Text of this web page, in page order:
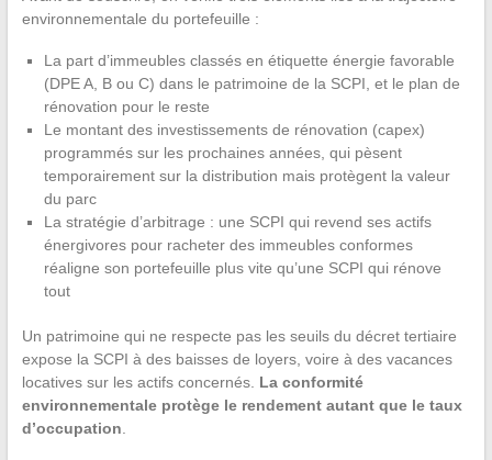
environnementale du portefeuille :
La part d’immeubles classés en étiquette énergie favorable
(DPE A, B ou C) dans le patrimoine de la SCPI, et le plan de
rénovation pour le reste
Le montant des investissements de rénovation (capex)
programmés sur les prochaines années, qui pèsent
temporairement sur la distribution mais protègent la valeur
du parc
La stratégie d’arbitrage : une SCPI qui revend ses actifs
énergivores pour racheter des immeubles conformes
réaligne son portefeuille plus vite qu’une SCPI qui rénove
tout
Un patrimoine qui ne respecte pas les seuils du décret tertiaire
expose la SCPI à des baisses de loyers, voire à des vacances
locatives sur les actifs concernés. La conformité
environnementale protège le rendement autant que le taux
d’occupation